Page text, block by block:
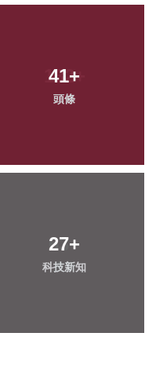
41+
頭條
27+
科技新知